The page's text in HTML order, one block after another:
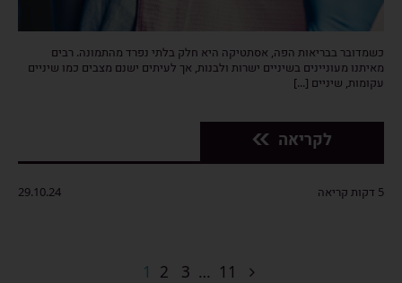
כשמדובר בבריאות הפה, אסתטיקה היא חלק בלתי נפרד מהתמונה. רבים
מאיתנו מעוניינים בשיניים ישרות ולבנות, אך לעיתים ישנם מצבים כמו שיניים
עקומות, שיניים [...]
לקריאה
5 דקות קריאה 29.10.24
1 2 3 … 11